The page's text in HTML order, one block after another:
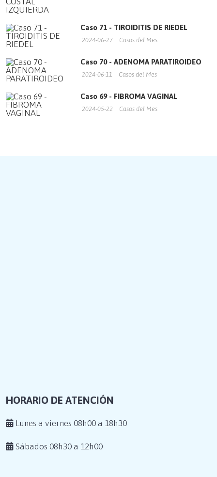
Caso 71 - TIROIDITIS DE RIEDEL
2024-06-27 Casos del Mes
Caso 70 - ADENOMA PARATIROIDEO
2024-06-11 Casos del Mes
Caso 69 - FIBROMA VAGINAL
2024-05-22 Casos del Mes
HORARIO DE ATENCIÓN
Lunes a viernes 08h00 a 18h30
Sábados 08h30 a 12h00